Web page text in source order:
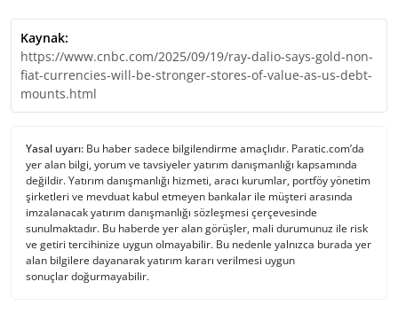
Kaynak:
https://www.cnbc.com/2025/09/19/ray-dalio-says-gold-non-
fiat-currencies-will-be-stronger-stores-of-value-as-us-debt-
mounts.html
Yasal uyarı: Bu haber sadece bilgilendirme amaçlıdır. Paratic.com’da
yer alan bilgi, yorum ve tavsiyeler yatırım danışmanlığı kapsamında
değildir. Yatırım danışmanlığı hizmeti, aracı kurumlar, portföy yönetim
şirketleri ve mevduat kabul etmeyen bankalar ile müşteri arasında
imzalanacak yatırım danışmanlığı sözleşmesi çerçevesinde
sunulmaktadır. Bu haberde yer alan görüşler, mali durumunuz ile risk
ve getiri tercihinize uygun olmayabilir. Bu nedenle yalnızca burada yer
alan bilgilere dayanarak yatırım kararı verilmesi uygun
sonuçlar doğurmayabilir.